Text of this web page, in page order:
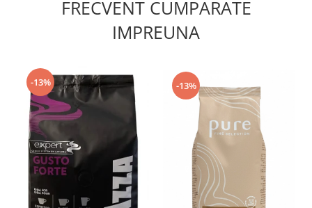
FRECVENT CUMPARATE
IMPREUNA
-13% -13%